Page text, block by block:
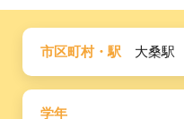
市区町村・駅 大桑駅
学年